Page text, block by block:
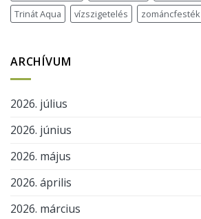
Trinát Aqua
vízszigetelés zománcfesték
ARCHÍVUM
2026. július
2026. június
2026. május
2026. április
2026. március